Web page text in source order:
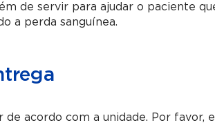
de servir para ajudar o paciente
a perda sanguínea.
de acordo com a unidade. Por favor,